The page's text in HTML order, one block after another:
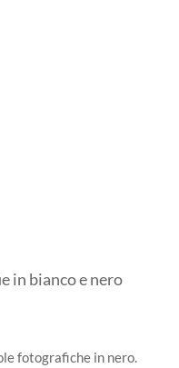
in bianco e nero
fotografiche in nero.